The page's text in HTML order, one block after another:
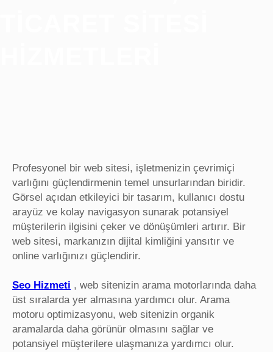
Profesyonel bir web sitesi, işletmenizin çevrimiçi
varlığını güçlendirmenin temel unsurlarından biridir.
Görsel açıdan etkileyici bir tasarım, kullanıcı dostu
arayüz ve kolay navigasyon sunarak potansiyel
müşterilerin ilgisini çeker ve dönüşümleri artırır. Bir
web sitesi, markanızın dijital kimliğini yansıtır ve
online varlığınızı güçlendirir.
Seo Hizmeti , web sitenizin arama motorlarında daha
üst sıralarda yer almasına yardımcı olur. Arama
motoru optimizasyonu, web sitenizin organik
aramalarda daha görünür olmasını sağlar ve
potansiyel müşterilere ulaşmanıza yardımcı olur.